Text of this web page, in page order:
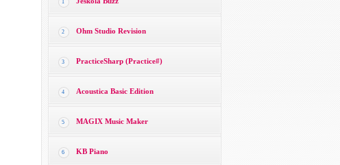
1
2 Ohm Studio Revision
3 PracticeSharp (Practice#)
4 Acoustica Basic Edition
5 MAGIX Music Maker
6 KB Piano